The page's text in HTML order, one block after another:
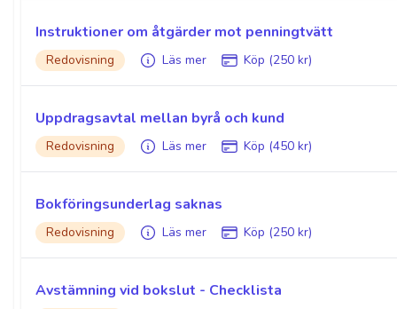
Instruktioner om åtgärder mot penningtvätt
Redovisning Läs mer Köp (250 kr)
Uppdragsavtal mellan byrå och kund
Redovisning Läs mer Köp (450 kr)
Bokföringsunderlag saknas
Redovisning Läs mer Köp (250 kr)
Avstämning vid bokslut - Checklista